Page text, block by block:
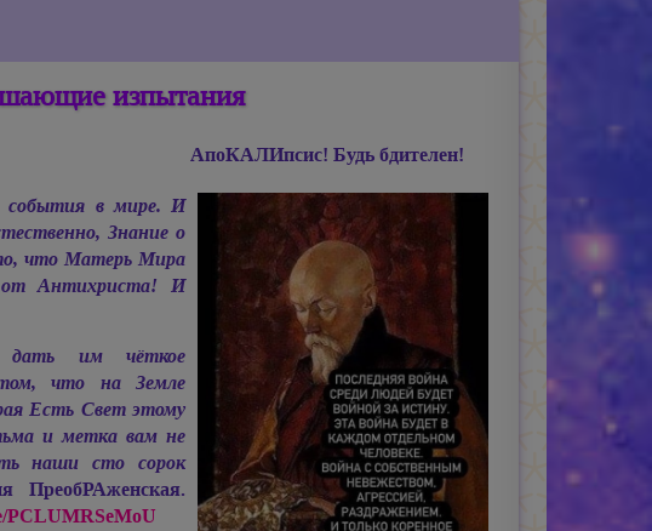
изпытания
АпоКАЛИпсис! Будь бдителен!
события в мире. И
Знание о
что Матерь Мира
Антихриста! И
дать им чёткое
что на Земле
Есть Свет этому
и метка вам не
наши сто сорок
ПреобРАженская.
PCLUMRSeMoU